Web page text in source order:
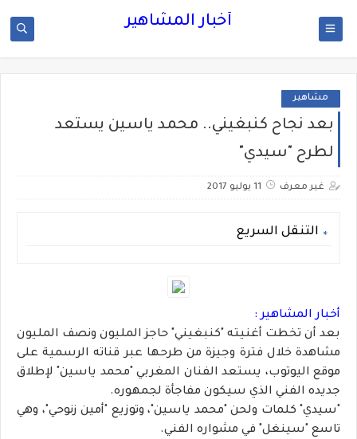
أخبار المشاهير
مشاهير
بعد نجاح كنبغيني.. محمد ياسين يستعد
لطرح "سيدي"
غير معرف 11 يوليو 2017
التنقل السريع
أخبار المشاهير :
بعد أن تخطت أغنيته "كنبغيني" حاجز المليون ونصف المليون
مشاهدة خلال فترة وجيزة من طرحها عبر قناته الرسمية على
موقع اليوتوب، يستعد الفنان المغربي "محمد ياسين" لإطلاق
جديده الفني الذي سيكون مفاجأة لجمهوره.
"سيدي" كلمات ولحن "محمد ياسين"، وتوزيع "أمين زنوحي"، وهي
تاسع "سينغل" في مشواره الفني.